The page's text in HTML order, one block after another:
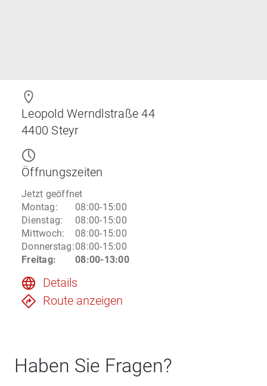
Leopold Werndlstraße 44
4400 Steyr
Öffnungszeiten
Jetzt geöffnet
Montag:
08:00-15:00
Dienstag:
08:00-15:00
Mittwoch:
08:00-15:00
Donnerstag:08:00-15:00
Freitag: 08:00-13:00
Details
Route anzeigen
Haben Sie Fragen?